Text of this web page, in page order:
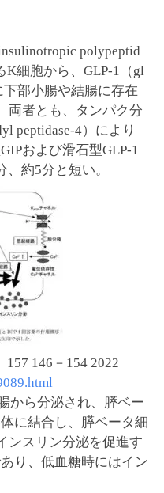
polypeptid
K細胞から、GLP-1（gl
部小腸や結腸に存在
両者とも、タンパク分
peptidase-4）により
および滑石型GLP-1
約5分と短い。
146－154 2022
から分泌され、膵ベー
に結合し、膵ベータ細
ンスリン分泌を促進す
り、低血糖時にはイン